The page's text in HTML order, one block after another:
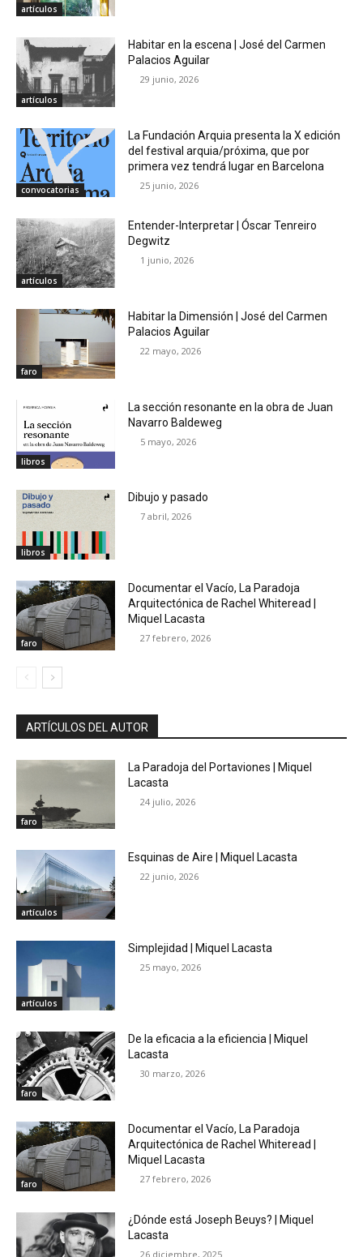
artículos
artículos
Habitar en la escena | José del Carmen
Palacios Aguilar
29 junio, 2026
convocatorias
La Fundación Arquia presenta la X edición
del festival arquia/próxima, que por
primera vez tendrá lugar en Barcelona
25 junio, 2026
artículos
Entender-Interpretar | Óscar Tenreiro
Degwitz
1 junio, 2026
faro
Habitar la Dimensión | José del Carmen
Palacios Aguilar
22 mayo, 2026
libros
La sección resonante en la obra de Juan
Navarro Baldeweg
5 mayo, 2026
libros
Dibujo y pasado
7 abril, 2026
faro
Documentar el Vacío, La Paradoja
Arquitectónica de Rachel Whiteread |
Miquel Lacasta
27 febrero, 2026
ARTÍCULOS DEL AUTOR
faro
La Paradoja del Portaviones | Miquel
Lacasta
24 julio, 2026
artículos
Esquinas de Aire | Miquel Lacasta
22 junio, 2026
artículos
Simplejidad | Miquel Lacasta
25 mayo, 2026
faro
De la eficacia a la eficiencia | Miquel
Lacasta
30 marzo, 2026
faro
Documentar el Vacío, La Paradoja
Arquitectónica de Rachel Whiteread |
Miquel Lacasta
27 febrero, 2026
¿Dónde está Joseph Beuys? | Miquel
Lacasta
26 diciembre, 2025